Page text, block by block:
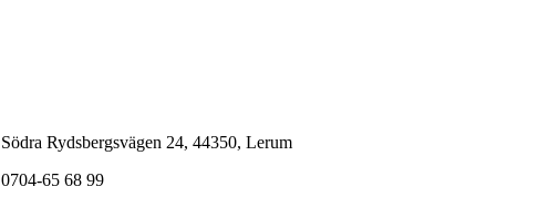
Södra Rydsbergsvägen 24, 44350, Lerum
0704-65 68 99